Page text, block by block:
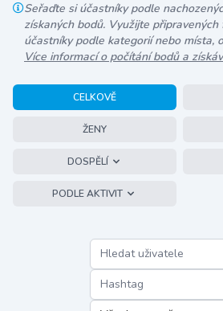
Seřaďte si účastníky podle
získaných bodů. Využijte
účastníky podle kategorií nebo místa,
Více informací o počítání bodů a
CELKOVĚ
ŽENY
DOSPĚLÍ
PODLE AKTIVIT
Hashtag